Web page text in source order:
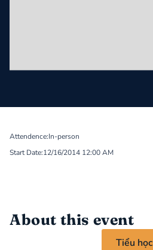
Attendence:In-person
Start Date:12/16/2014 12:00 AM
About this event
Tiểu học